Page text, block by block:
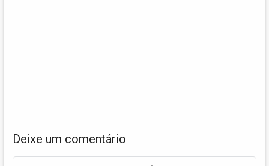
Deixe um comentário